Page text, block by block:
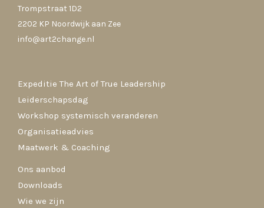
Trompstraat 1D2
2202 KP Noordwijk aan Zee
info@art2change.nl
Expeditie The Art of True Leadership
Leiderschapsdag
Workshop systemisch veranderen
Organisatieadvies
Maatwerk & Coaching
Ons aanbod
Downloads
Wie we zijn